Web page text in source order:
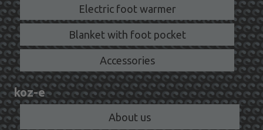
Electric foot warmer
Blanket with foot pocket
Accessories
koz-e
About us